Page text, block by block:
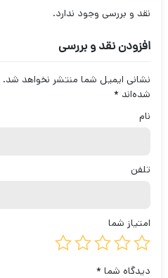
نقد و بررسی وجود ندارد.
افزودن نقد و بررسی
نشانی ایمیل شما منتشر نخواهد شد.
شده‌اند *
نام
تلفن
امتیاز شما
دیدگاه شما *